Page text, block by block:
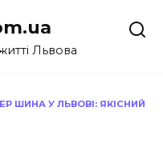
Львова
ШИНА У ЛЬВОВІ: ЯКІСНИЙ